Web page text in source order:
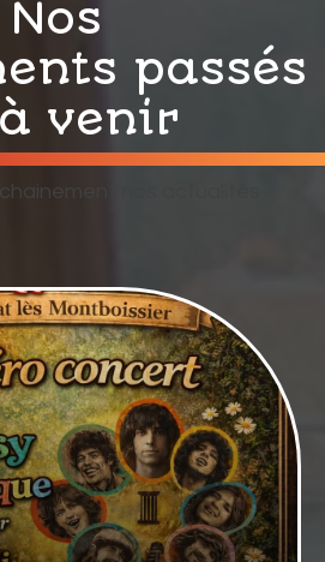
Nos
passés
venir
nos actualités